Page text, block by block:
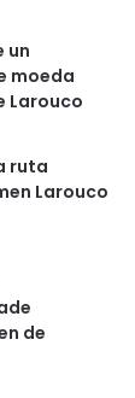
un
moeda
Larouco
ruta
Larouco
de